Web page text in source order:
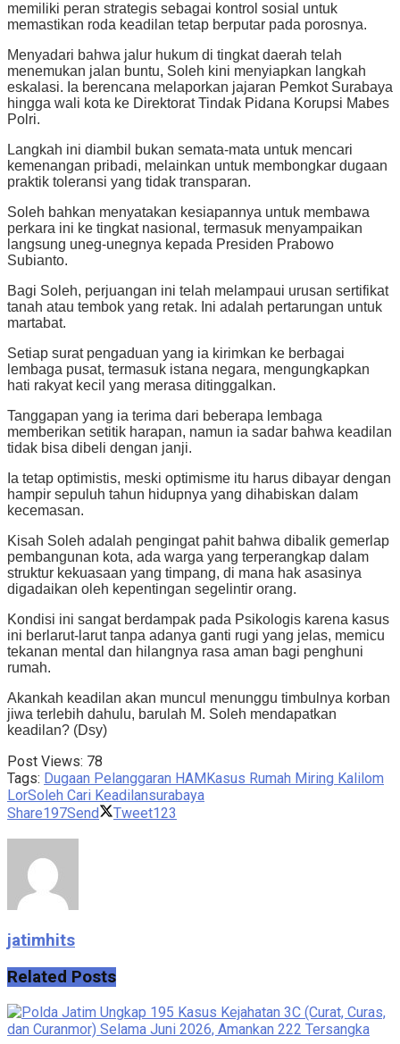
memiliki peran strategis sebagai kontrol sosial untuk
memastikan roda keadilan tetap berputar pada porosnya.
Menyadari bahwa jalur hukum di tingkat daerah telah
menemukan jalan buntu, Soleh kini menyiapkan langkah
eskalasi. Ia berencana melaporkan jajaran Pemkot Surabaya
hingga wali kota ke Direktorat Tindak Pidana Korupsi Mabes
Polri.
Langkah ini diambil bukan semata-mata untuk mencari
kemenangan pribadi, melainkan untuk membongkar dugaan
praktik toleransi yang tidak transparan.
Soleh bahkan menyatakan kesiapannya untuk membawa
perkara ini ke tingkat nasional, termasuk menyampaikan
langsung uneg-unegnya kepada Presiden Prabowo
Subianto.
Bagi Soleh, perjuangan ini telah melampaui urusan sertifikat
tanah atau tembok yang retak. Ini adalah pertarungan untuk
martabat.
Setiap surat pengaduan yang ia kirimkan ke berbagai
lembaga pusat, termasuk istana negara, mengungkapkan
hati rakyat kecil yang merasa ditinggalkan.
Tanggapan yang ia terima dari beberapa lembaga
memberikan setitik harapan, namun ia sadar bahwa keadilan
tidak bisa dibeli dengan janji.
Ia tetap optimistis, meski optimisme itu harus dibayar dengan
hampir sepuluh tahun hidupnya yang dihabiskan dalam
kecemasan.
Kisah Soleh adalah pengingat pahit bahwa dibalik gemerlap
pembangunan kota, ada warga yang terperangkap dalam
struktur kekuasaan yang timpang, di mana hak asasinya
digadaikan oleh kepentingan segelintir orang.
Kondisi ini sangat berdampak pada Psikologis karena kasus
ini berlarut-larut tanpa adanya ganti rugi yang jelas, memicu
tekanan mental dan hilangnya rasa aman bagi penghuni
rumah.
Akankah keadilan akan muncul menunggu timbulnya korban
jiwa terlebih dahulu, barulah M. Soleh mendapatkan
keadilan? (Dsy)
Post Views: 78
Tags: Dugaan Pelanggaran HAM Kasus Rumah Miring Kalilom
LorSoleh Cari Keadilansurabaya
Share197Send Tweet123
jatimhits
Related Posts